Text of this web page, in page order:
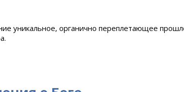
уникальное, органично переплетающее